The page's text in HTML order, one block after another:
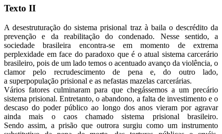
Texto II
A desestruturação do sistema prisional traz à baila o descrédito da
prevenção e da reabilitação do condenado. Nesse sentido, a
sociedade brasileira encontra-se em momento de extrema
perplexidade em face do paradoxo que é o atual sistema carcerário
brasileiro, pois de um lado temos o acentuado avanço da violência, o
clamor pelo recrudescimento de pena e, do outro lado,
a superpopulação prisional e as nefastas mazelas carcerárias.
Vários fatores culminaram para que chegássemos a um precário
sistema prisional. Entretanto, o abandono, a falta de investimento e o
descaso do poder público ao longo dos anos vieram por agravar
ainda mais o caos chamado sistema prisional brasileiro.
Sendo assim, a prisão que outrora surgiu como um instrumento